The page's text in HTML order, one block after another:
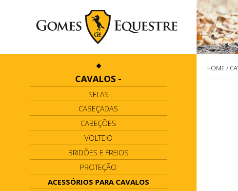
CAVALOS -
SELAS
CABEÇADAS
CABEÇÕES
VOLTEIO
BRIDÕES E FREIOS
PROTEÇÃO
ACESSÓRIOS PARA CAVALOS
HOME/